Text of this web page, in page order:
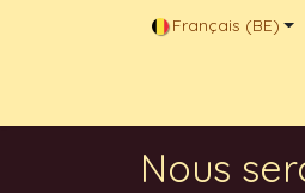
Se rendre au contenuFrançais (BE)
Nous